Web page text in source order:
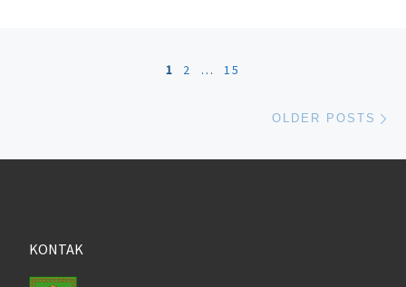
Posts navigation
1 2 … 15
OLDER POSTS
KONTAK